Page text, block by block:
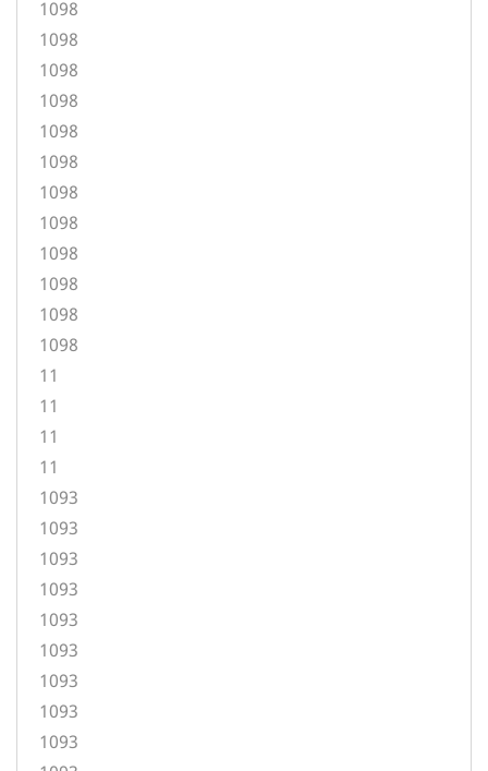
1098
1098
1098
1098
1098
1098
1098
1098
1098
1098
1098
1098
11
11
11
11
1093
1093
1093
1093
1093
1093
1093
1093
1093